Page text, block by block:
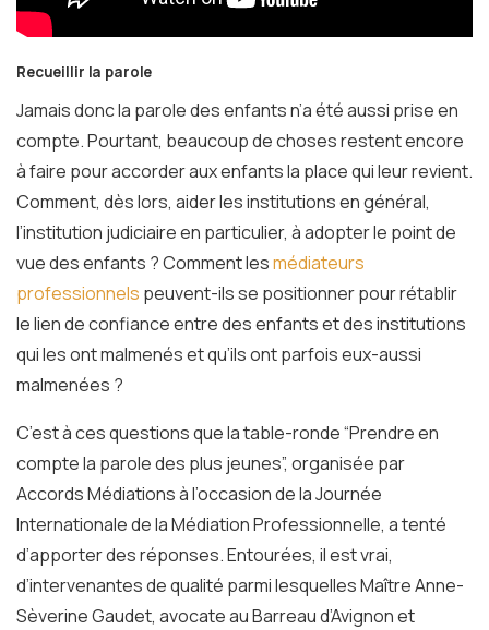
Recueillir la parole
Jamais donc la parole des enfants n’a été aussi prise en
compte. Pourtant, beaucoup de choses restent encore
à faire pour accorder aux enfants la place qui leur revient.
Comment, dès lors, aider les institutions en général,
l’institution judiciaire en particulier, à adopter le point de
vue des enfants ? Comment lesmédiateurs
professionnels peuvent-ils se positionner pour rétablir
le lien de confiance entre des enfants et des institutions
qui les ont malmenés et qu’ils ont parfois eux-aussi
malmenées ?
C’est à ces questions que la table-ronde “Prendre en
compte la parole des plus jeunes”, organisée par
Accords Médiations à l’occasion de la Journée
Internationale de la Médiation Professionnelle, a tenté
d’apporter des réponses. Entourées, il est vrai,
d’intervenantes de qualité parmi lesquelles Maître Anne-
Sèverine Gaudet, avocate au Barreau d’Avignon et